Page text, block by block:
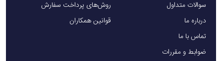
سوالات متداول
درباره ما
تماس با ما
ضوابط و مقررات
روش‌های پرداخت سفارش
قوانین همکاران